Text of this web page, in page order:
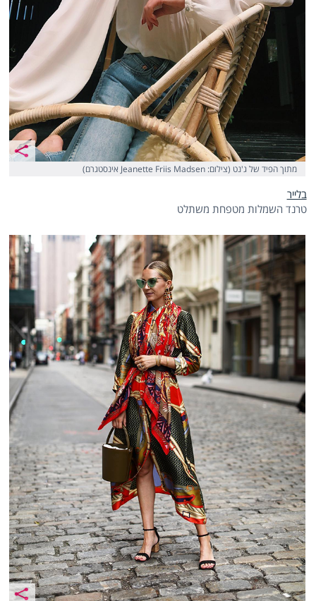
מתוך הפיד של ג'נט (צילום: Jeanette Friis Madsen אינסטגרם)
בלייר
טרנד השמלות מטפחת משתלט